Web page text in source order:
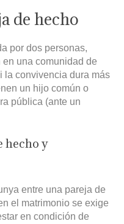
de hecho
por dos personas,
una comunidad de
la convivencia dura más
un hijo común o
pública (ante un
hecho y
entre una pareja de
el matrimonio se exige
en condición de